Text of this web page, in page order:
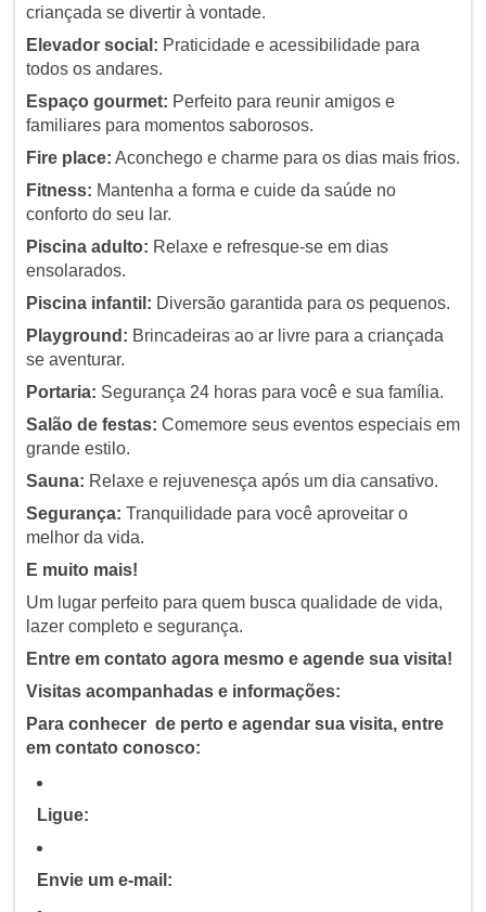
criançada se divertir à vontade.
Elevador social: Praticidade e acessibilidade para
todos os andares.
Espaço gourmet: Perfeito para reunir amigos e
familiares para momentos saborosos.
Fire place: Aconchego e charme para os dias mais frios.
Fitness: Mantenha a forma e cuide da saúde no
conforto do seu lar.
Piscina adulto: Relaxe e refresque-se em dias
ensolarados.
Piscina infantil: Diversão garantida para os pequenos.
Playground: Brincadeiras ao ar livre para a criançada
se aventurar.
Portaria: Segurança 24 horas para você e sua família.
Salão de festas: Comemore seus eventos especiais em
grande estilo.
Sauna: Relaxe e rejuvenesça após um dia cansativo.
Segurança: Tranquilidade para você aproveitar o
melhor da vida.
E muito mais!
Um lugar perfeito para quem busca qualidade de vida,
lazer completo e segurança.
Entre em contato agora mesmo e agende sua visita!
Visitas acompanhadas e informações:
Para conhecer de perto e agendar sua visita, entre
em contato conosco:
Ligue:
Envie um e-mail: